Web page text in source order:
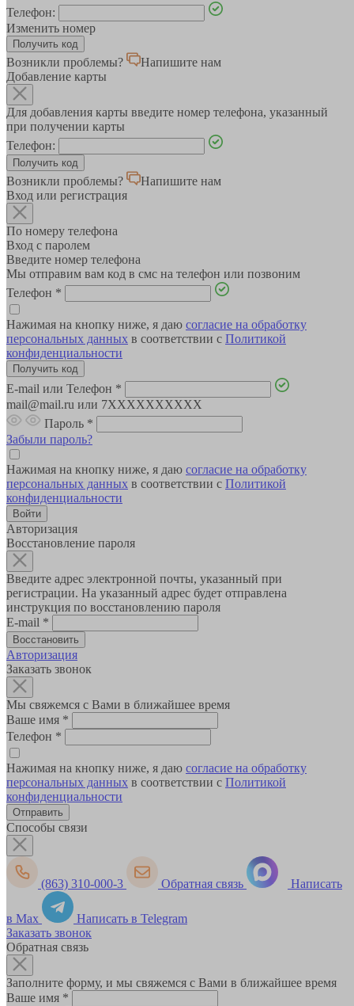
Телефон:
Изменить номер
Возникли проблемы?
Напишите нам
Добавление карты
Для добавления карты введите номер телефона, указанный
при получении карты
Телефон:
Возникли проблемы?
Напишите нам
Вход или регистрация
По номеру телефона
Вход с паролем
Введите номер телефона
Мы отправим вам код в смс на телефон или позвоним
Телефон *
Нажимая на кнопку ниже, я даю согласие на обработку
персональных данных в соответствии с Политикой
конфиденциальности
E-mail или Телефон *
mail@mail.ru или 7XXXXXXXXXX
Пароль *
Забыли пароль?
Нажимая на кнопку ниже, я даю согласие на обработку
персональных данных в соответствии с Политикой
конфиденциальности
Авторизация
Восстановление пароля
Введите адрес электронной почты, указанный при
регистрации. На указанный адрес будет отправлена
инструкция по восстановлению пароля
E-mail *
Авторизация
Заказать звонок
Мы свяжемся с Вами в ближайшее время
Ваше имя *
Телефон *
Нажимая на кнопку ниже, я даю согласие на обработку
персональных данных в соответствии с Политикой
конфиденциальности
Способы связи
(863) 310-000-3 Обратная связь Написать
в Max
Написать в Telegram
Заказать звонок
Обратная связь
Заполните форму, и мы свяжемся с Вами в ближайшее время
Ваше имя *